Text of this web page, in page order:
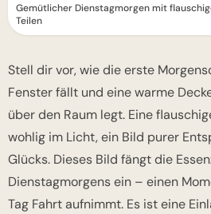
Gemütlicher Dienstagmorgen mit
Teilen
Stell dir vor, wie die erste
Fenster fällt und eine warme
über den Raum legt. Eine
wohlig im Licht, ein Bild purer
Glücks. Dieses Bild fängt die
Dienstagmorgens ein – einen
Tag Fahrt aufnimmt. Es ist eine